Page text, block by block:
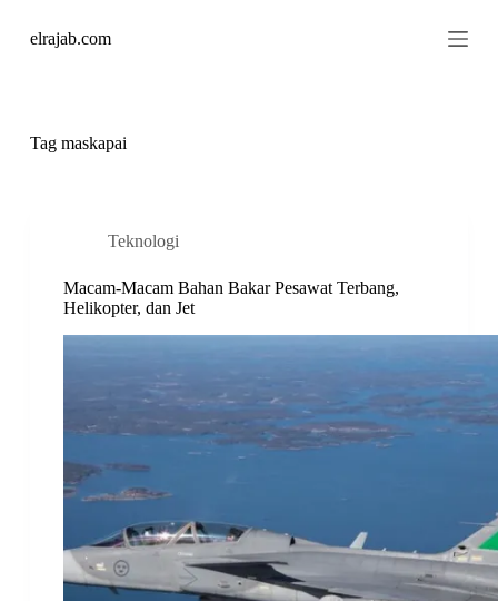
kelrajab.com
Tagmaskapai
Teknologi
Macam-Macam Bahan Bakar Pesawat Terbang,
Helikopter, dan Jet